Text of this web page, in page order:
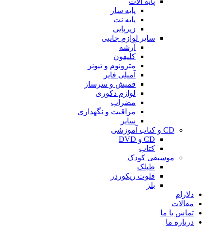
پایه ساز
پایه نت
زیرپایی
سایر لوازم جانبی
آرشه
کلیفون
مترونوم و تیونر
آمپلی فایر
قمیش و سرساز
لوازم دکوری
مضراب
مراقبت و نگهداری
سایر
CD و کتاب آموزشی
CD و DVD
کتاب
موسیقی کودک
طبلک
فلوت ریکوردر
بلز
دلارام
مقالات
تماس با ما
درباره ما